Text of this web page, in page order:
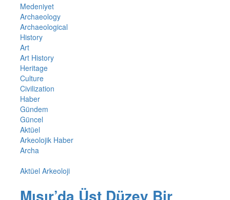
Medeniyet
Archaeology
Archaeological
History
Art
Art History
Heritage
Culture
Civilization
Haber
Gündem
Güncel
Aktüel
Arkeolojik Haber
Archa
Aktüel Arkeoloji
Mısır’da Üst Düzey Bir